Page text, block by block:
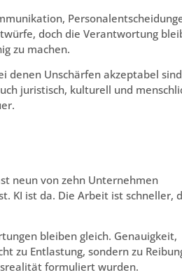
doch die Verantwortung
zu machen.
denen Unschärfen akzeptabel
juristisch, kulturell und
neun von zehn Unternehmen
KI ist da. Die Arbeit ist schneller,
bleiben gleich. Genauigkeit,
zu Entlastung, sondern zu
formuliert wurden.